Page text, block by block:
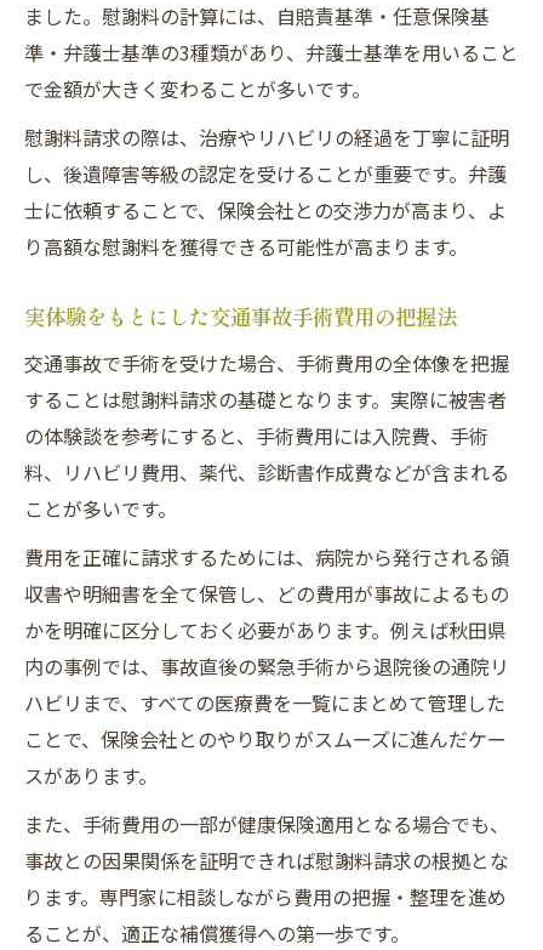
ました。慰謝料の計算には、自賠責基準・任意保険基
準・弁護士基準の3種類があり、弁護士基準を用いること
で金額が大きく変わることが多いです。
慰謝料請求の際は、治療やリハビリの経過を丁寧に証明
し、後遺障害等級の認定を受けることが重要です。弁護
士に依頼することで、保険会社との交渉力が高まり、よ
り高額な慰謝料を獲得できる可能性が高まります。
実体験をもとにした交通事故手術費用の把握法
交通事故で手術を受けた場合、手術費用の全体像を把握
することは慰謝料請求の基礎となります。実際に被害者
の体験談を参考にすると、手術費用には入院費、手術
料、リハビリ費用、薬代、診断書作成費などが含まれる
ことが多いです。
費用を正確に請求するためには、病院から発行される領
収書や明細書を全て保管し、どの費用が事故によるもの
かを明確に区分しておく必要があります。例えば秋田県
内の事例では、事故直後の緊急手術から退院後の通院リ
ハビリまで、すべての医療費を一覧にまとめて管理した
ことで、保険会社とのやり取りがスムーズに進んだケー
スがあります。
また、手術費用の一部が健康保険適用となる場合でも、
事故との因果関係を証明できれば慰謝料請求の根拠とな
ります。専門家に相談しながら費用の把握・整理を進め
ることが、適正な補償獲得への第一歩です。